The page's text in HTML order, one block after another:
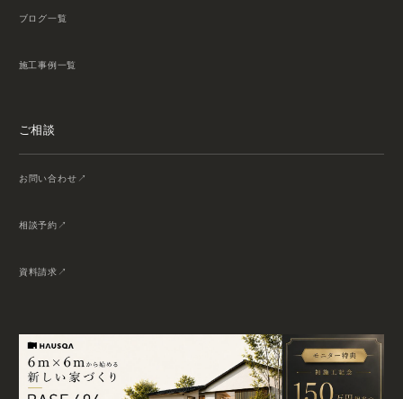
ブログ一覧
施工事例一覧
ご相談
お問い合わせ
相談予約
資料請求